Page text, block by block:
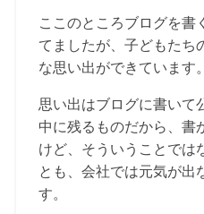
ここのところブログを書
てましたが、子どもたち
な思い出ができています。
思い出はブログに書いて
中に残るものだから、書
けど、そういうことでは
とも、会社では元気が出
す。